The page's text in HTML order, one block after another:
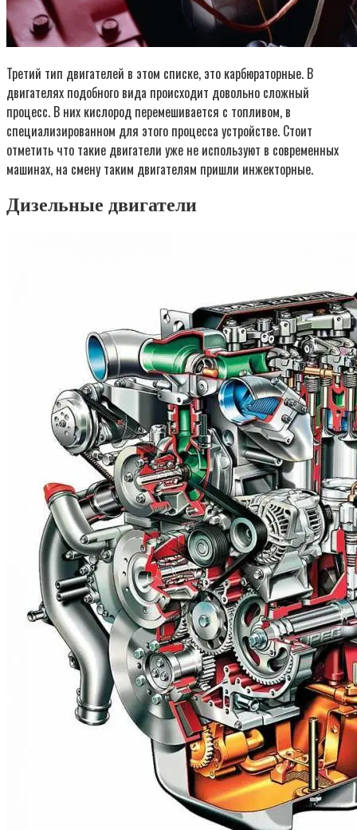
Третий тип двигателей в этом списке, это карбюраторные. В
двигателях подобного вида происходит довольно сложный
процесс. В них кислород перемешивается с топливом, в
специализированном для этого процесса устройстве. Стоит
отметить что такие двигатели уже не используют в современных
машинах, на смену таким двигателям пришли инжекторные.
Дизельные двигатели